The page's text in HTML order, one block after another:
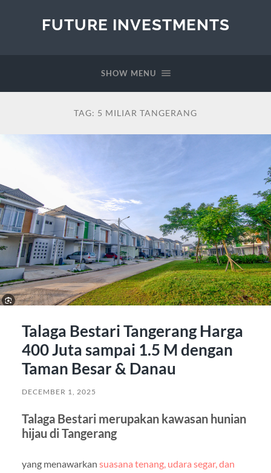
FUTURE INVESTMENTS
SHOW MENU
TAG: 5 MILIAR TANGERANG
Talaga Bestari Tangerang Harga
400 Juta sampai 1.5 M dengan
Taman Besar & Danau
DECEMBER 1, 2025
Talaga Bestari merupakan kawasan hunian
hijau di Tangerang
yang menawarkan suasana tenang, udara segar, dan